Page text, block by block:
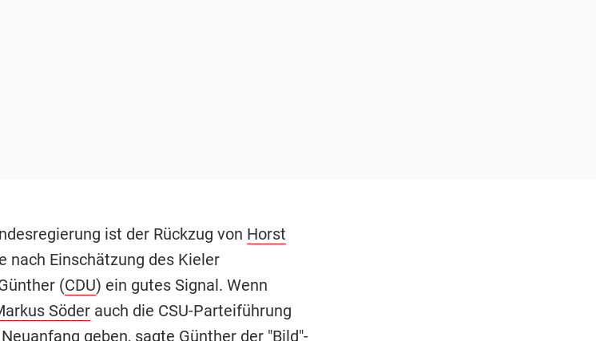
ist der Rückzug von Horst
nach Einschätzung des Kieler
(CDU) ein gutes Signal. Wenn
Söderauch die CSU-Parteiführung
geben, sagte Günther der "Bild"-